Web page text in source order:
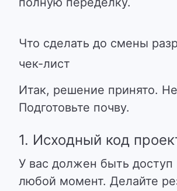
Что сделать до смены
чек-лист
Итак, решение принято.
Подготовьте почву.
1. Исходный код
У вас должен быть доступ
любой момент. Делайте